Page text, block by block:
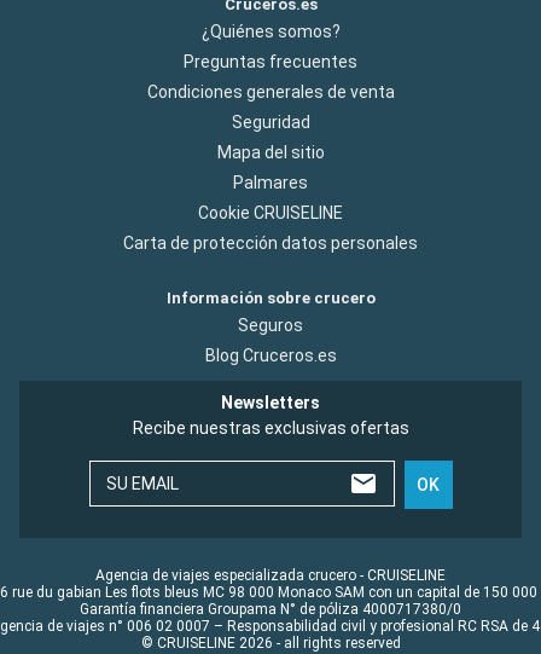
Cruceros.es
¿Quiénes somos?
Preguntas frecuentes
Condiciones generales de venta
Seguridad
Mapa del sitio
Palmares
Cookie CRUISELINE
Carta de protección datos personales
Información sobre crucero
Seguros
Blog Cruceros.es
Newsletters
Recibe nuestras exclusivas ofertas
SU EMAIL OK
Agencia de viajes especializada crucero - CRUISELINE
rue du gabian Les flots bleus MC 98 000 Monaco SAM con un capital de 150 000
Garantía financiera Groupama N° de póliza 4000717380/0
de viajes n° 006 02 0007 – Responsabilidad civil y profesional RC RSA de
© CRUISELINE 2026 - all rights reserved